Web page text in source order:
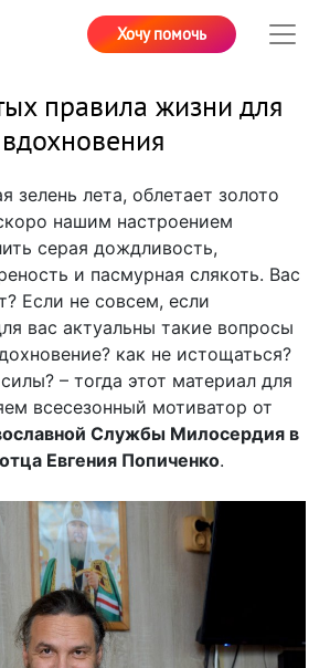
Хочу помочь
правила жизни для
вдохновения
зелень лета, облетает золото
нашим настроением
серая дождливость,
и пасмурная слякоть. Вас
Если не совсем, если
вас актуальны такие вопросы
как не истощаться?
– тогда этот материал для
всесезонный мотиватор от
Службы Милосердия в
Евгения Попиченко.